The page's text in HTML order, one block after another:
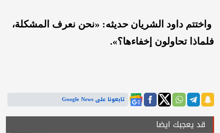
واختتم داود الشريان حديثه: «نحن نعرف المشكلة،
فلماذا تحاولون إخفاءها؟».
تابعونا على Google News
قد يعجبك ايضا